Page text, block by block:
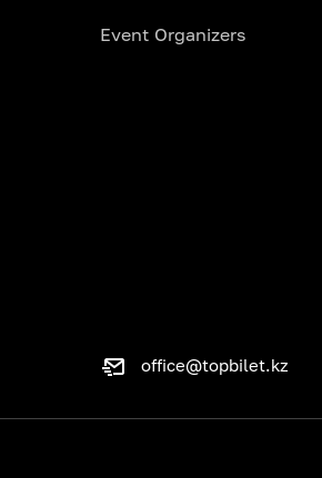
Event Organizers
office@topbilet.kz